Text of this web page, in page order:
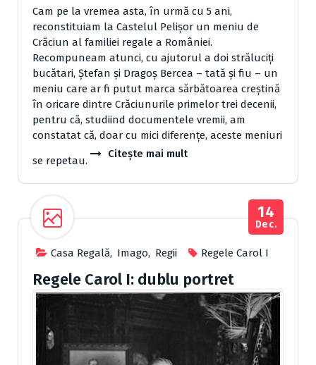
Cam pe la vremea asta, în urmă cu 5 ani,
reconstituiam la Castelul Pelişor un meniu de
Crăciun al familiei regale a României.
Recompuneam atunci, cu ajutorul a doi străluciţi
bucătari, Ştefan şi Dragoş Bercea – tată şi fiu – un
meniu care ar fi putut marca sărbătoarea creştină
în oricare dintre Crăciunurile primelor trei decenii,
pentru că, studiind documentele vremii, am
constatat că, doar cu mici diferenţe, aceste meniuri
se repetau.
Citește mai mult
Casa Regală, Imago, Regii Regele Carol I
14
Dec.
Regele Carol I: dublu portret